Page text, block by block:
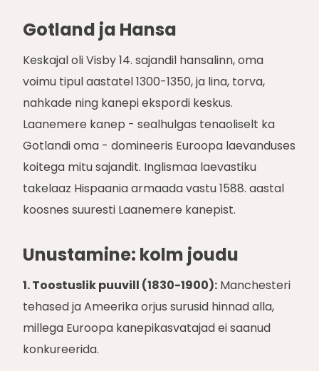
Gotland ja Hansa
Keskajal oli Visby 14. sajandil hansalinn, oma
voimu tipul aastatel 1300-1350, ja lina, torva,
nahkade ning kanepi ekspordi keskus.
Laanemere kanep - sealhulgas tenaoliselt ka
Gotlandi oma - domineeris Euroopa laevanduses
koitega mitu sajandit. Inglismaa laevastiku
takelaaz Hispaania armaada vastu 1588. aastal
koosnes suuresti Laanemere kanepist.
Unustamine: kolm joudu
1. Toostuslik puuvill (1830-1900): Manchesteri
tehased ja Ameerika orjus surusid hinnad alla,
millega Euroopa kanepikasvatajad ei saanud
konkureerida.